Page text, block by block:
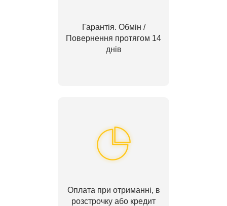
Гарантія. Обмін /
Повернення протягом 14
днів
Оплата при отриманні, в
розстрочку або кредит